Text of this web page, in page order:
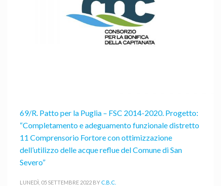
69/R. Patto per la Puglia – FSC 2014-2020. Progetto:
“Completamento e adeguamento funzionale distretto
11 Comprensorio Fortore con ottimizzazione
dell’utilizzo delle acque reflue del Comune di San
Severo”
LUNEDÌ, 05 SETTEMBRE 2022 BY C.B.C.